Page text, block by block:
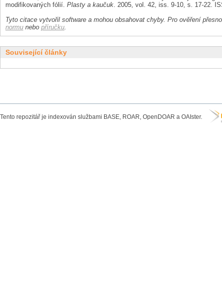
modifikovaných fólií. Plasty a kaučuk. 2005, vol. 42, iss. 9-10, s. 17-22.
Tyto citace vytvořil software a mohou obsahovat chyby. Pro ověření
normu nebo příručku.
Související články
Tento repozitář je indexován službami BASE, ROAR, OpenDOAR a OAIster.